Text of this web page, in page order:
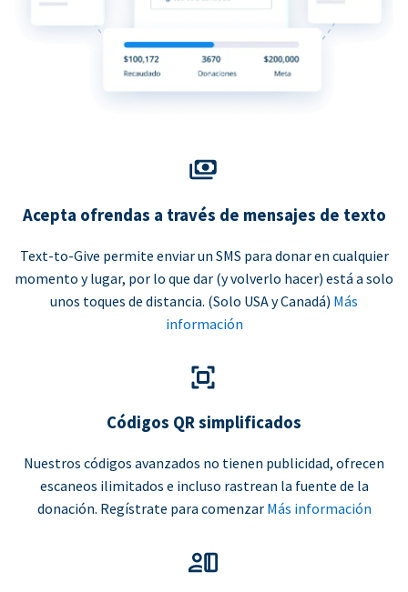
Acepta ofrendas a través de mensajes de texto
Text-to-Give permite enviar un SMS para donar en cualquier
momento y lugar, por lo que dar (y volverlo hacer) está a solo
unos toques de distancia. (Solo USA y Canadá) Más
información
Códigos QR simplificados
Nuestros códigos avanzados no tienen publicidad, ofrecen
escaneos ilimitados e incluso rastrean la fuente de la
donación. Regístrate para comenzar Más información